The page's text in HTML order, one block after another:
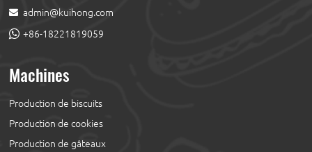
admin@kuihong.com
+86-18221819059
Machines
Production de biscuits
Production de cookies
Production de gâteaux